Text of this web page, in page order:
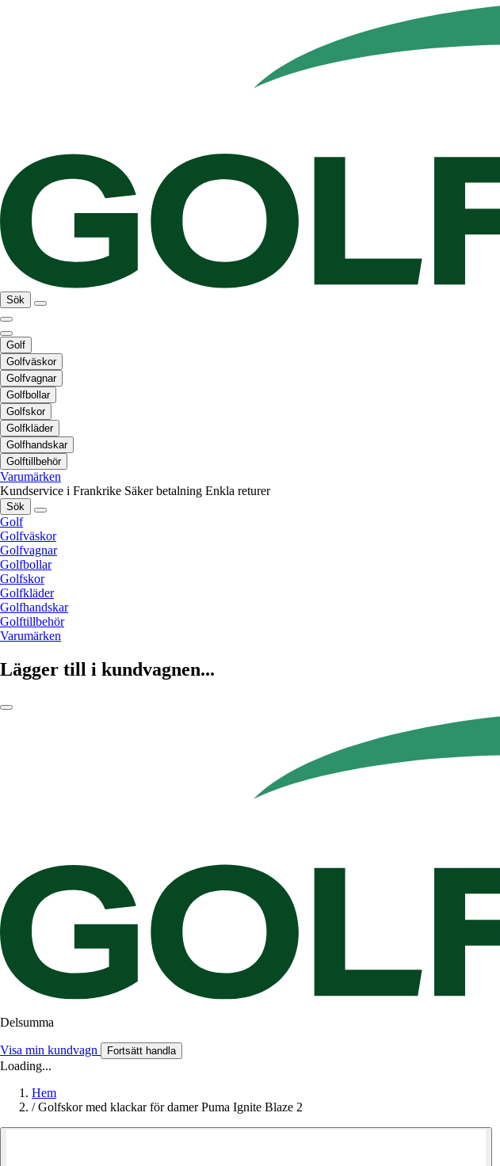
Sök
Golf
Golfväskor
Golfvagnar
Golfbollar
Golfskor
Golfkläder
Golfhandskar
Golftillbehör
Varumärken
Kundservice i Frankrike Säker betalning Enkla returer
Sök
Golf
Golfväskor
Golfvagnar
Golfbollar
Golfskor
Golfkläder
Golfhandskar
Golftillbehör
Varumärken
Lägger till i kundvagnen...
Delsumma
Visa min kundvagn Fortsätt handla
Loading...
Hem
/ Golfskor med klackar för damer Puma Ignite Blaze 2